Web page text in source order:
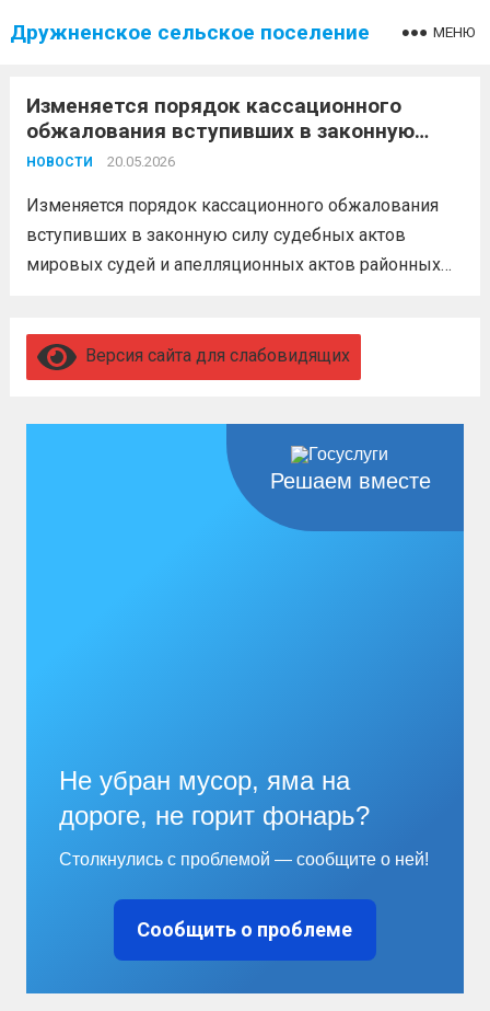
Дружненское сельское поселение МЕНЮ
Изменяется порядок кассационного
обжалования вступивших в законную
силу судебных актов мировых судей и
НОВОСТИ 20.05.2026
Изменяется порядок кассационного обжалования
вступивших в законную силу судебных актов
мировых судей и апелляционных актов районных
09.04.2026 № 1-ФКЗ «О внесении изменений в
статьи 19.1 и 20 Федерального конституционного...
Версия сайта для слабовидящих
Решаем вместе
Не убран мусор, яма на
дороге, не горит фонарь?
Столкнулись с проблемой — сообщите о ней!
Сообщить о проблеме